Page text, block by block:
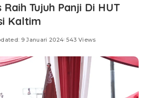
Raih Tujuh Panji Di HUT
Kaltim
9 Januari 2024 543 Views